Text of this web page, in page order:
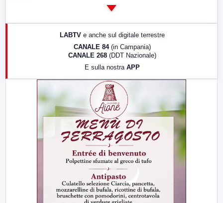
17:00 LabNews (replica)
LABTV e anche sul digitale terrestre
CANALE 84 (in Campania)
CANALE 268 (DDT Nazionale)
E sulla nostra APP